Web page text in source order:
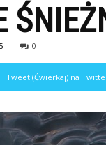
0
Tweet (Ćwierkaj) na